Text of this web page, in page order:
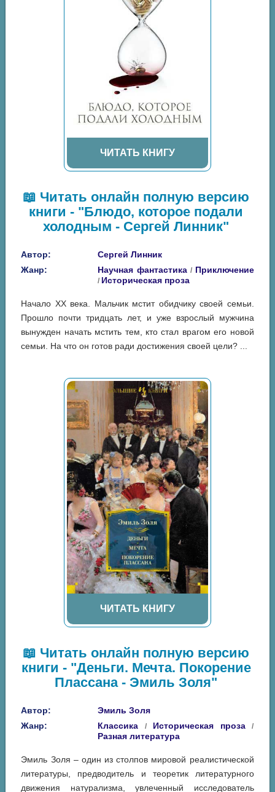
ЧИТАТЬ КНИГУ
📖 Читать онлайн полную версию
книги - "Блюдо, которое подали
холодным - Сергей Линник"
Автор:
Сергей Линник
Жанр:
Научная фантастика / Приключение
/ Историческая проза
Начало ХХ века. Мальчик мстит обидчику своей семьи.
Прошло почти тридцать лет, и уже взрослый мужчина
вынужден начать мстить тем, кто стал врагом его новой
семьи. На что он готов ради достижения своей цели? ...
ЧИТАТЬ КНИГУ
📖 Читать онлайн полную версию
книги - "Деньги. Мечта. Покорение
Плассана - Эмиль Золя"
Автор:
Эмиль Золя
Жанр:
Классика / Историческая проза /
Разная литература
Эмиль Золя – один из столпов мировой реалистической
литературы, предводитель и теоретик литературного
движения натурализма, увлеченный исследователь